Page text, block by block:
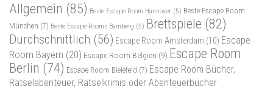
Allgemein (85) Beste Escape Room Hannover (5) Beste Escape Room
München (7) Beste Escape Rooms Bamberg (5) Brettspiele (82)
Durchschnittlich (56) Escape Room Amsterdam (10) Escape
Room Bayern (20) Escape Room Belgien (9) Escape Room
Berlin (74) Escape Room Bielefeld (7) Escape Room Bücher,
Rätselabenteuer, Rätselkrimis oder Abenteuerbücher